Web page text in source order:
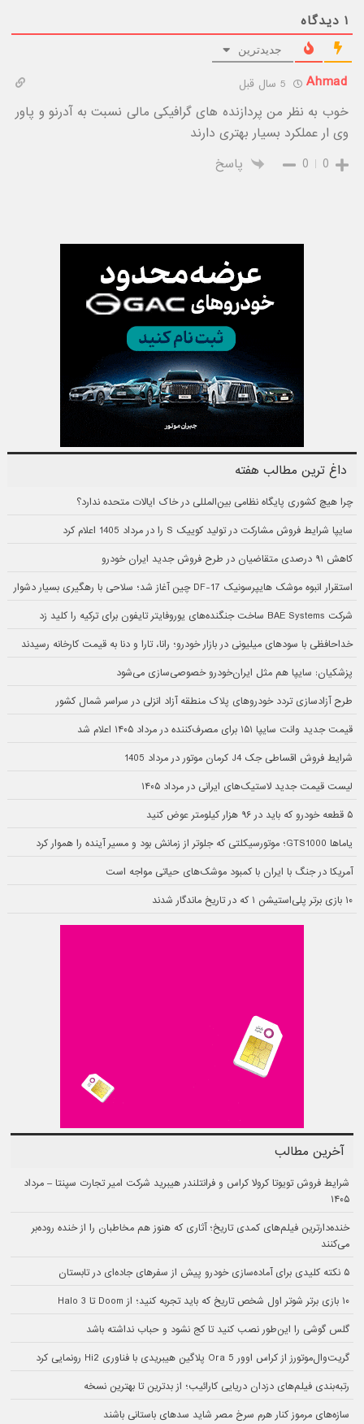
۱ دیدگاه
جدیدترین
Ahmad
خوب به نظر من پردازنده های گرافیکی مالی نسبت به آدرنو و پاور
وی ار عملکرد بسیار بهتری دارند
0
0 پاسخ
داغ ترین مطالب هفته
چرا هیچ کشوری پایگاه نظامی بین‌المللی در خاک ایالات متحده ندارد؟
سایپا شرایط فروش مشارکت در تولید کوییک S را در مرداد 1405 اعلام کرد
کاهش ۹۱ درصدی متقاضیان در طرح فروش جدید ایران خودرو
استقرار انبوه موشک هایپرسونیک DF-17 چین آغاز شد؛ سلاحی با رهگیری بسیار دشوار
شرکت BAE Systems ساخت جنگنده‌های یوروفایتر تایفون برای ترکیه را کلید زد
خداحافظی با سودهای میلیونی در بازار خودرو؛ رانا، تارا و دنا به قیمت کارخانه رسیدند
پزشکیان: سایپا هم مثل ایران‌خودرو خصوصی‌سازی می‌شود
طرح آزادسازی تردد خودروهای پلاک منطقه آزاد انزلی در سراسر شمال کشور
قیمت جدید وانت سایپا ۱۵۱ برای مصرف‌کننده در مرداد ۱۴۰۵ اعلام شد
شرایط فروش اقساطی جک J4 کرمان موتور در مرداد 1405
لیست قیمت جدید لاستیک‌های ایرانی در مرداد ۱۴۰۵
۵ قطعه خودرو که باید در ۹۶ هزار کیلومتر عوض کنید
یاماها GTS1000؛ موتورسیکلتی که جلوتر از زمانش بود و مسیر آینده را هموار کرد
آمریکا در جنگ با ایران با کمبود موشک‌های حیاتی مواجه است
۱۰ بازی برتر پلی‌استیشن ۱ که در تاریخ ماندگار شدند
آخرین مطالب
شرایط فروش تویوتا کرولا کراس و فرانتلندر هیبرید شرکت امیر تجارت سپنتا – مرداد
۱۴۰۵
خنده‌دارترین فیلم‌های کمدی تاریخ؛ آثاری که هنوز هم مخاطبان را از خنده روده‌بر
می‌کنند
۵ نکته کلیدی برای آماده‌سازی خودرو پیش از سفرهای جاده‌ای در تابستان
۱۰ بازی برتر شوتر اول شخص تاریخ که باید تجربه کنید؛ از Doom تا Halo 3
گلس گوشی را این‌طور نصب کنید تا کج نشود و حباب نداشته باشد
گریت‌وال‌موتورز از کراس اوور Ora 5 پلاگین هیبریدی با فناوری Hi2 رونمایی کرد
رتبه‌بندی فیلم‌های دزدان دریایی کارائیب؛ از بدترین تا بهترین نسخه
سازه‌های مرموز کنار هرم سرخ مصر شاید سدهای باستانی باشند